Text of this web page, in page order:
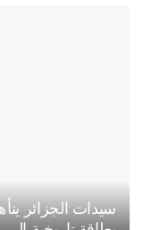
سيدات الجزائر